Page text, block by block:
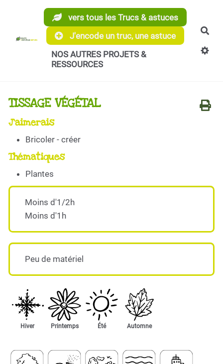
Aller au contenu principal
vers tous les Trucs & astuces
J'encode un truc, une astuce
NOS AUTRES PROJETS &
RESSOURCES
TISSAGE VÉGÉTAL
J'aimerais
Bricoler - créer
Thématiques
Plantes
Moins d'1/2h
Moins d'1h
Peu de matériel
Hiver Printemps Été Automne